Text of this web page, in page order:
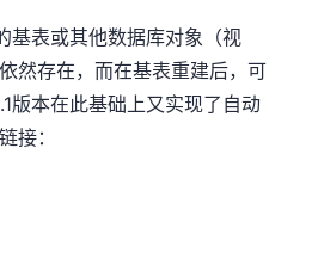
基表或其他数据库对象（视
然存在，而在基表重建后，可
版本在此基础上又实现了自动
接：